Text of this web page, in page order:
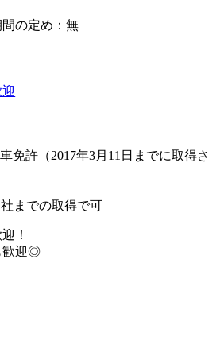
間の定め：無
免許（2017年3月11日までに取得さ
までの取得で可
！
歓迎◎